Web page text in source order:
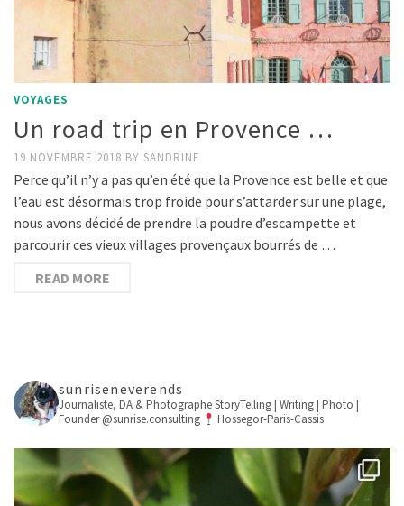
VOYAGES
Un road trip en Provence …
19 NOVEMBRE 2018 BY SANDRINE
Perce qu’il n’y a pas qu’en été que la Provence est belle et que
l’eau est désormais trop froide pour s’attarder sur une plage,
nous avons décidé de prendre la poudre d’escampette et
parcourir ces vieux villages provençaux bourrés de …
READ MORE
sunriseneverends
Journaliste, DA & PhotographeStoryTelling | Writing | Photo |
Founder @sunrise.consulting
Hossegor-Paris-Cassis